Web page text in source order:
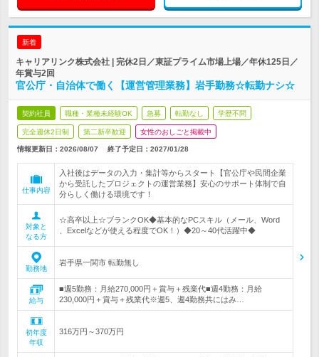
新着
キャリアリンク株式会社 | 完休2日／東証プライム市場上場／年休125日／
年賞与2回
官公庁・自治体で働く【運営管理業務】岩手勤務☆転勤ナシ☆
契約社員 職種・業種未経験OK 急募 転勤なし 学歴不問
完全週休2日制 第二新卒歓迎 女性のおしごと掲載中
情報更新日：2026/08/07 終了予定日： 2027/01/28
仕事内容
入社後はデータの入力・集計等からスタート【官公庁や民間企業
から受託したプロジェクトの運営業務】安心のサポート体制で自
分らしく働ける環境です！
対象と
なる方
☆高卒以上☆ブランクOK◆基本的なPCスキル（メール、Word
、Excelなどが使える程度でOK！）◆20～40代活躍中◆
勤務地
岩手県一関市 転勤無し
給与
■週5勤務：月給270,000円＋賞与＋残業代■週4勤務：月給
230,000円＋賞与＋残業代※週5、週4勤務共にはみ…
初年度
年収
316万円～370万円